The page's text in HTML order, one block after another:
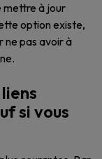
mettre à jour
option existe,
ne pas avoir à
si vous